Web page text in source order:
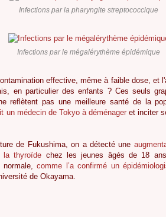
Infections par la pharyngite streptococcique
Infections par le mégalérythème épidémique
effective, même à faible dose, et
en particulier des enfants ? Ces seuls
reflètent pas une meilleure santé de la
un médecin de Tokyo à déménager et inciter
de Fukushima, on a détecté une
la thyroïde chez les jeunes âgés de 18
normale,comme l’a confirmé un
de Okayama.